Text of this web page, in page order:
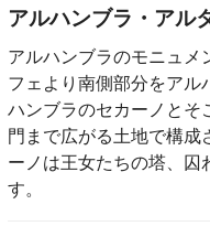
アルハンブラ・アル
アルハンブラのモニュメ
フェより南側部分をアル
ハンブラのセカーノとそ
門まで広がる土地で構成
ーノは王女たちの塔、囚
す。